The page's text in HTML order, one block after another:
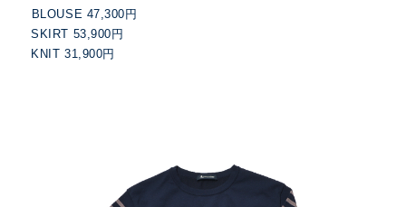
BLOUSE 47,300円
SKIRT 53,900円
KNIT 31,900円